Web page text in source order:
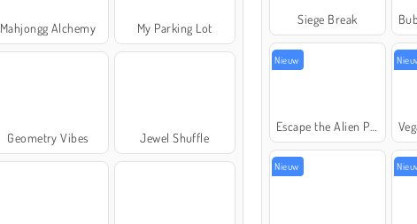
Mahjongg Alchemy My Parking Lot
Geometry Vibes Jewel Shuffle
Siege Break
Nieuw
Nieuw